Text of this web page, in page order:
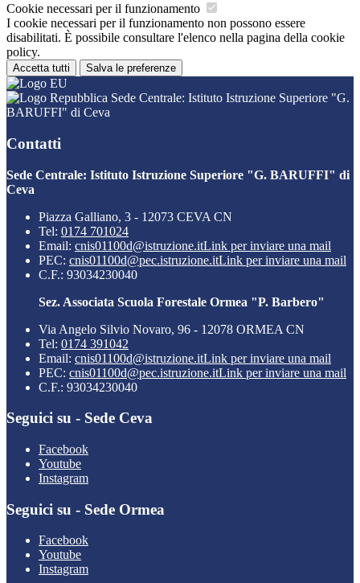
Cookie necessari per il funzionamento
I cookie necessari per il funzionamento non possono essere
disabilitati. È possibile consultare l'elenco nella pagina della cookie
policy.
Accetta tutti Salva le preferenze
Sede Centrale: Istituto Istruzione Superiore "G.
BARUFFI" di Ceva
Contatti
Sede Centrale: Istituto Istruzione Superiore "G. BARUFFI" di
Ceva
Piazza Galliano, 3 - 12073 CEVA CN
Tel: 0174 701024
Email: cnis01100d@istruzione.itLink per inviare una mail
PEC: cnis01100d@pec.istruzione.itLink per inviare una mail
C.F.: 93034230040
Sez. Associata Scuola Forestale Ormea "P. Barbero"
Via Angelo Silvio Novaro, 96 - 12078 ORMEA CN
Tel: 0174 391042
Email: cnis01100d@istruzione.itLink per inviare una mail
PEC: cnis01100d@pec.istruzione.itLink per inviare una mail
C.F.: 93034230040
Seguici su - Sede Ceva
Facebook
Youtube
Instagram
Seguici su - Sede Ormea
Facebook
Youtube
Instagram